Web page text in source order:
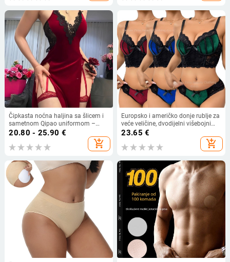
Čipkasta noćna haljina sa šlicem i
sametnom Qipao uniformom –
zavodljiv set donjeg rublja
20.80 - 25.90 €
add_shopping_cart
Europsko i američko donje rublje za
veće veličine, dvodijelni višebojni
veliki grudnjak s čeličnim
prstenovima, push-up grudnjak od
čiste čipke, plus size
23.65 €
add_shopping_cart